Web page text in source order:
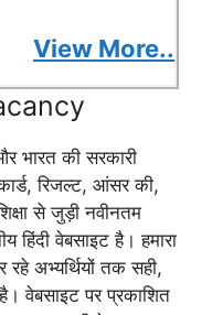
View More..
भारत की सरकारी
रिजल्ट, आंसर की,
से जुड़ी नवीनतम
हिंदी वेबसाइट है। हमारा
रहे अभ्यर्थियों तक सही,
वेबसाइट पर प्रकाशित